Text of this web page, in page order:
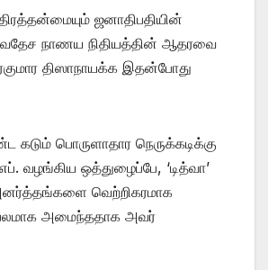
ஜனாதிபதியின்
நாணய நிதியத்தின் ஆதரவை
திஸாநாயக்க இதன்போது
கடும் பொருளாதார நெருக்கடிக்கு
வழங்கிய ஒத்துழைப்பே, ‘டித்வா’
வெற்றிகரமாக
அமைந்ததாக அவர்